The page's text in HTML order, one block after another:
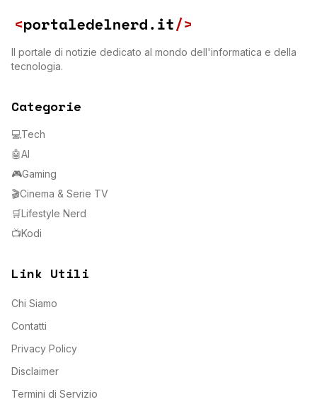
Il portale di notizie dedicato al mondo dell'informatica e della
tecnologia.
Categorie
💻Tech
🤖AI
🎮Gaming
🎬Cinema & Serie TV
🛒Lifestyle Nerd
📺Kodi
Link Utili
Chi Siamo
Contatti
Privacy Policy
Disclaimer
Termini di Servizio